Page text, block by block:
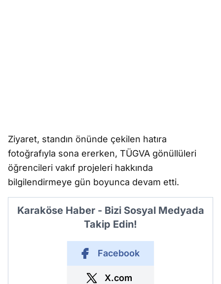
Ziyaret, standın önünde çekilen hatıra
fotoğrafıyla sona ererken, TÜGVA gönüllüleri
öğrencileri vakıf projeleri hakkında
bilgilendirmeye gün boyunca devam etti.
Karaköse Haber - Bizi Sosyal Medyada
Takip Edin!
Facebook
X.com